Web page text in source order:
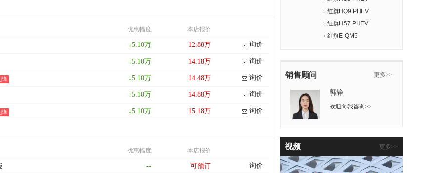
优惠幅度 本店报价
↓5.10万 12.88万 询价
↓5.10万 14.18万 询价
降 ↓5.10万 14.48万 询价
↓5.10万 14.88万 询价
降 ↓5.10万 15.18万 询价
优惠幅度 本店报价
-- 可预订 询价
红旗HQ9 PHEV
红旗HS7 PHEV
红旗E-QM5
销售顾问 更多>>
郭静
欢迎向我咨询>>
视频 更多>>